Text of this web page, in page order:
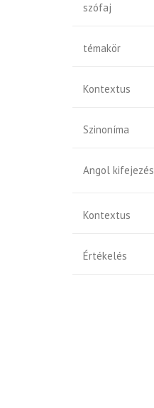
szófaj
témakör
Kontextus
Szinoníma
Angol kifejezés
Kontextus
Értékelés